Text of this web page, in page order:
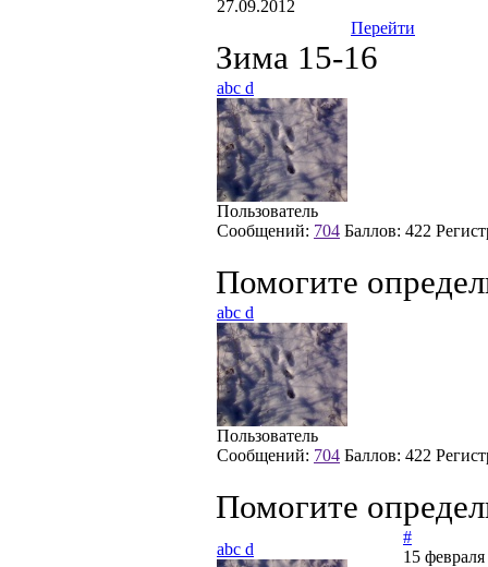
27.09.2012
Перейти
Зима 15-16
abc d
Пользователь
Сообщений: 704 Баллов: 422
Помогите
abc d
Пользователь
Сообщений: 704 Баллов: 422
Помогите
abc d
#
15